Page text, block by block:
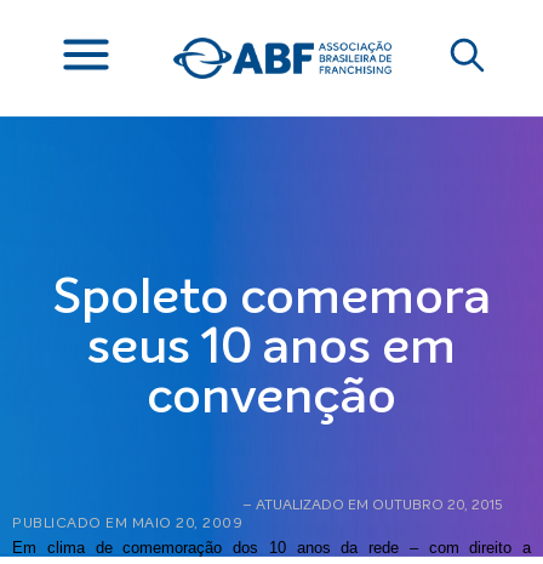
Spoleto comemora
seus 10 anos em
convenção
PUBLICADO EM MAIO 20, 2009
– ATUALIZADO EM OUTUBRO 20, 2015
Em clima de comemoração dos 10 anos da rede – com direito a